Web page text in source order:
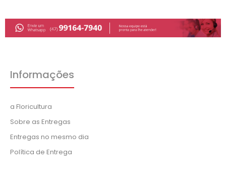
Informações
a Floricultura
Sobre as Entregas
Entregas no mesmo dia
Política de Entrega